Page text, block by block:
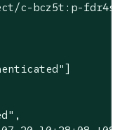
c-bcz5t:p-fdr4s/
]
,